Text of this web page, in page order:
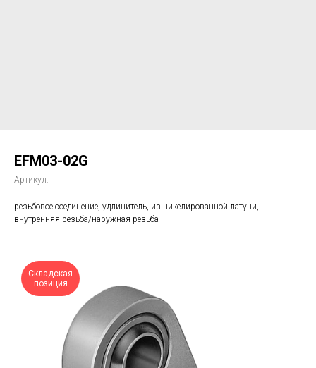
EFM03-02G
Артикул:
резьбовое соединение, удлинитель, из никелированной латуни,
внутренняя резьба/наружная резьба
Складская
позиция